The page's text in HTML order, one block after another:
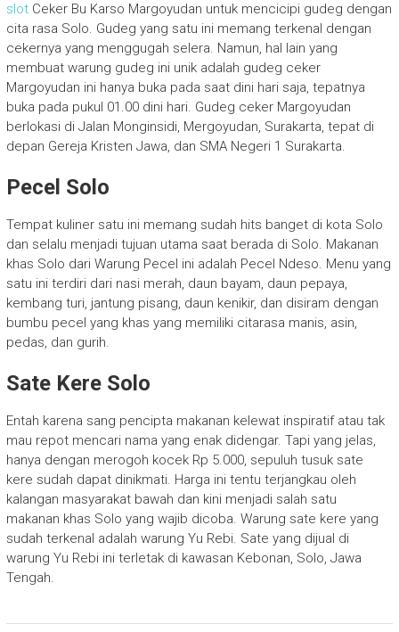
slotCeker Bu Karso Margoyudan untuk mencicipi gudeg dengan
cita rasa Solo. Gudeg yang satu ini memang terkenal dengan
cekernya yang menggugah selera. Namun, hal lain yang
membuat warung gudeg ini unik adalah gudeg ceker
Margoyudan ini hanya buka pada saat dini hari saja, tepatnya
buka pada pukul 01.00 dini hari. Gudeg ceker Margoyudan
berlokasi di Jalan Monginsidi, Mergoyudan, Surakarta, tepat di
depan Gereja Kristen Jawa, dan SMA Negeri 1 Surakarta.
Pecel Solo
Tempat kuliner satu ini memang sudah hits banget di kota Solo
dan selalu menjadi tujuan utama saat berada di Solo. Makanan
khas Solo dari Warung Pecel ini adalah Pecel Ndeso. Menu yang
satu ini terdiri dari nasi merah, daun bayam, daun pepaya,
kembang turi, jantung pisang, daun kenikir, dan disiram dengan
bumbu pecel yang khas yang memiliki citarasa manis, asin,
pedas, dan gurih.
Sate Kere Solo
Entah karena sang pencipta makanan kelewat inspiratif atau tak
mau repot mencari nama yang enak didengar. Tapi yang jelas,
hanya dengan merogoh kocek Rp 5.000, sepuluh tusuk sate
kere sudah dapat dinikmati. Harga ini tentu terjangkau oleh
kalangan masyarakat bawah dan kini menjadi salah satu
makanan khas Solo yang wajib dicoba. Warung sate kere yang
sudah terkenal adalah warung Yu Rebi. Sate yang dijual di
warung Yu Rebi ini terletak di kawasan Kebonan, Solo, Jawa
Tengah.